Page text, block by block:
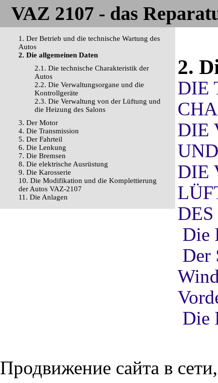
VAZ 2107 - das
1. Der Betrieb und die technische Wartung des
Autos
2. Die allgemeinen Daten
2.1. Die technische Charakteristik der
Autos
2.2. Die Verwaltungsorgane und die
Kontrollgeräte
2.3. Die Verwaltung von der Lüftung und
die Heizung des Salons
3. Der Motor
4. Die Transmission
5. Der Fahrteil
6. Die Lenkung
7. Die Bremsen
8. Die elektrische Ausrüstung
9. Die Karosserie
10. Die Modifikation und die Komplettierung
der Autos VAZ-2107
11. Die Anlagen
2.
DIE
DIE
DIE
Die
Der
Die
Продвижение сайта в